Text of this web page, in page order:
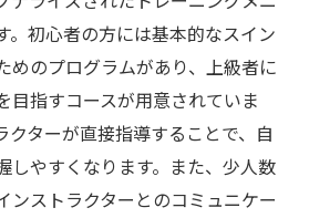
。初心者の方には基本的なスイン
めのプログラムがあり、上級者に
目指すコースが用意されていま
クターが直接指導することで、自
しやすくなります。また、少人数
ンストラクターとのコミュニケー